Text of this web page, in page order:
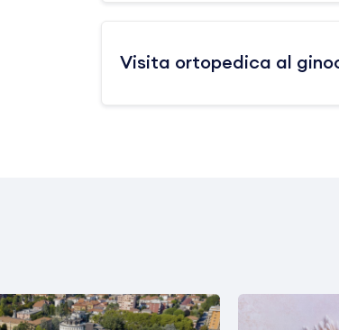
Visita ortopedica al